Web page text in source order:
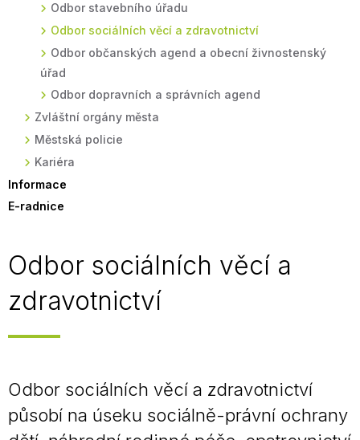
Odbor stavebního úřadu
Odbor sociálních věcí a zdravotnictví
Odbor občanských agend a obecní živnostenský
úřad
Odbor dopravních a správních agend
Zvláštní orgány města
Městská policie
Kariéra
Informace
E-radnice
Odbor sociálních věcí a
zdravotnictví
Odbor sociálních věcí a zdravotnictví
působí na úseku sociálně-právní ochrany